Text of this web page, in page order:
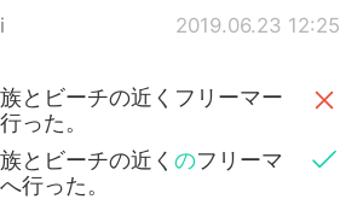
2019.06.23 12:25
とビーチの近くフリーマー
った。
とビーチの近くのフリーマ
行った。